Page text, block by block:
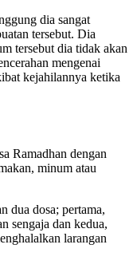
dia sangat
tersebut. Dia
tersebut dia tidak akan
mengenai
kejahilannya ketika
Ramadhan dengan
minum atau
dua dosa; pertama,
sengaja dan kedua,
larangan